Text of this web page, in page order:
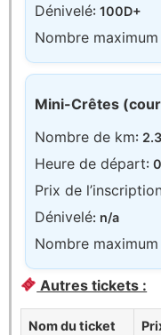
Dénivelé: 100D+
Nombre
Mini-Crêtes
Nombre de km: 2.3
Heure de départ:
Prix de
Dénivelé: n/a
Nombre
Autres tickets :
Nom du ticket